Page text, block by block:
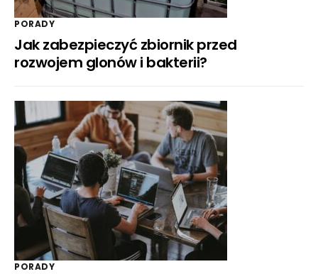
PORADY
Jak zabezpieczyć zbiornik przed
rozwojem glonów i bakterii?
PORADY